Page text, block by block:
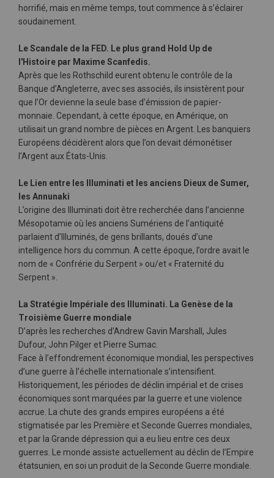
horrifié, mais en même temps, tout commence à s’éclairer
soudainement.
Le Scandale de la FED. Le plus grand Hold Up de
l'Histoire par Maxime Scanfedis.
Après que les Rothschild eurent obtenu le contrôle de la
Banque d’Angleterre, avec ses associés, ils insistèrent pour
que l’Or devienne la seule base d’émission de papier-
monnaie. Cependant, à cette époque, en Amérique, on
utilisait un grand nombre de pièces en Argent. Les banquiers
Européens décidèrent alors que l’on devait démonétiser
l’Argent aux États-Unis.
Le Lien entre les Illuminati et les anciens Dieux de Sumer,
les Annunaki
L’origine des Illuminati doit être recherchée dans l’ancienne
Mésopotamie où les anciens Sumériens de l’antiquité
parlaient d’Illuminés, de gens brillants, doués d’une
intelligence hors du commun. A cette époque, l’ordre avait le
nom de « Confrérie du Serpent » ou/et « Fraternité du
Serpent ».
La Stratégie Impériale des Illuminati. La Genèse de la
Troisième Guerre mondiale
D’après les recherches d’Andrew Gavin Marshall, Jules
Dufour, John Pilger et Pierre Sumac.
Face à l’effondrement économique mondial, les perspectives
d’une guerre à l’échelle internationale s’intensifient.
Historiquement, les périodes de déclin impérial et de crises
économiques sont marquées par la guerre et une violence
accrue. La chute des grands empires européens a été
stigmatisée par les Première et Seconde Guerres mondiales,
et par la Grande dépression qui a eu lieu entre ces deux
guerres. Le monde assiste actuellement au déclin de l’Empire
étatsunien, en soi un produit de la Seconde Guerre mondiale.